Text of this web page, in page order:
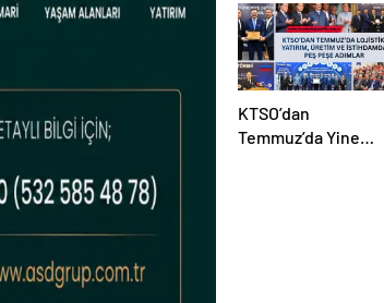
KTSO’dan
Temmuz’da Yine